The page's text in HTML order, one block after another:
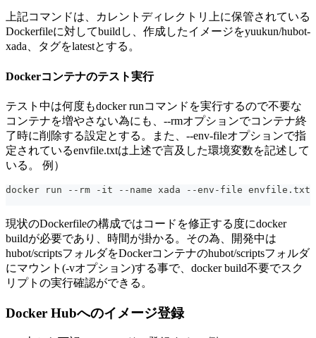
上記コマンドは、カレントディレクトリ上に保管されている
Dockerfileに対してbuildし、作成したイメージをyuukun/hubot-
xada、タグをlatestとする。
Dockerコンテナのテスト実行
テスト中は何度もdocker runコマンドを実行するので不要な
コンテナを増やさない為にも、--rmオプションでコンテナ終
了時に削除する設定とする。また、--env-fileオプションで指
定されているenvfile.txtは上述で言及した環境変数を記述して
いる。 例）
docker run --rm -it --name xada --env-file envfile.txt
現状のDockerfileの構成ではコードを修正する度にdocker
buildが必要であり、時間が掛かる。その為、開発中は
hubot/scriptsフォルダをDockerコンテナのhubot/scriptsフォルダ
にマウント(-vオプション)する事で、docker build不要でスク
リプトの実行確認ができる。
Docker Hubへのイメージ登録